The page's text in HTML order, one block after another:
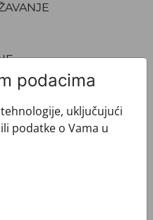
i ovo
podacima
uključujući
podatke o Vama u